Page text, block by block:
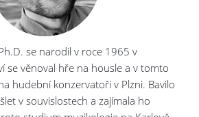
se narodil v roce 1965 v
se věnoval hře na housle a v tomto
hudební konzervatoři v Plzni. Bavilo
v souvislostech a zajímala ho